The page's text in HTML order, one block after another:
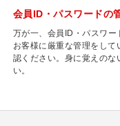
会員ID・パスワードの
万が一、会員ID・パスワー
お客様に厳重な管理をし
認ください。身に覚えのな
い。